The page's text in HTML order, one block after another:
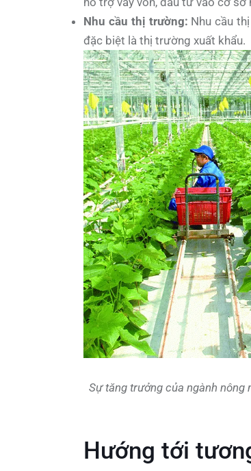
Nhu cầu thị trường: Nhu cầu
đặc biệt là thị trường xuất khẩu.
Sự tăng trưởng của ngành
Hướng tới